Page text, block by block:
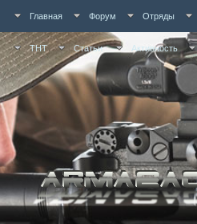
Главная Форум Отряды
ТНТ Статьи Активность